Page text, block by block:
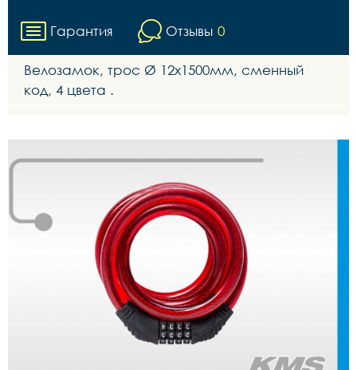
Гарантия Отзывы 0
Велозамок, трос Ø 12x1500мм, сменный
код, 4 цвета .